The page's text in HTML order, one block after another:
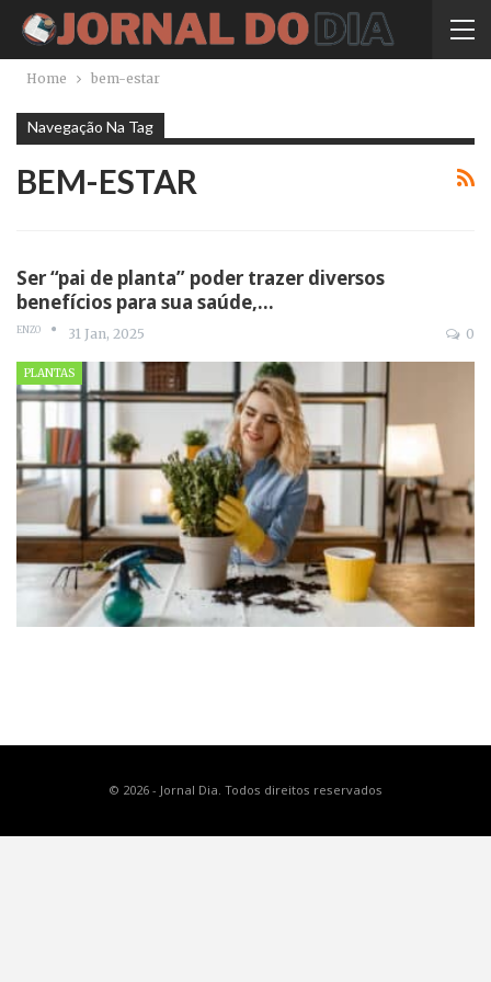
Home bem-estar
Navegação Na Tag
BEM-ESTAR
Ser “pai de planta” poder trazer diversos
benefícios para sua saúde,…
ENZO 31 Jan, 2025 0
PLANTAS
© 2026 - Jornal Dia. Todos direitos reservados